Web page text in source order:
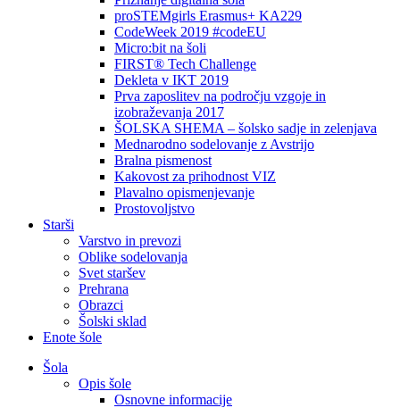
proSTEMgirls Erasmus+ KA229
CodeWeek 2019 #codeEU
Micro:bit na šoli
FIRST® Tech Challenge
Dekleta v IKT 2019
Prva zaposlitev na področju vzgoje in
izobraževanja 2017
ŠOLSKA SHEMA – šolsko sadje in zelenjava
Mednarodno sodelovanje z Avstrijo
Bralna pismenost
Kakovost za prihodnost VIZ
Plavalno opismenjevanje
Prostovoljstvo
Starši
Varstvo in prevozi
Oblike sodelovanja
Svet staršev
Prehrana
Obrazci
Šolski sklad
Enote šole
Šola
Opis šole
Osnovne informacije